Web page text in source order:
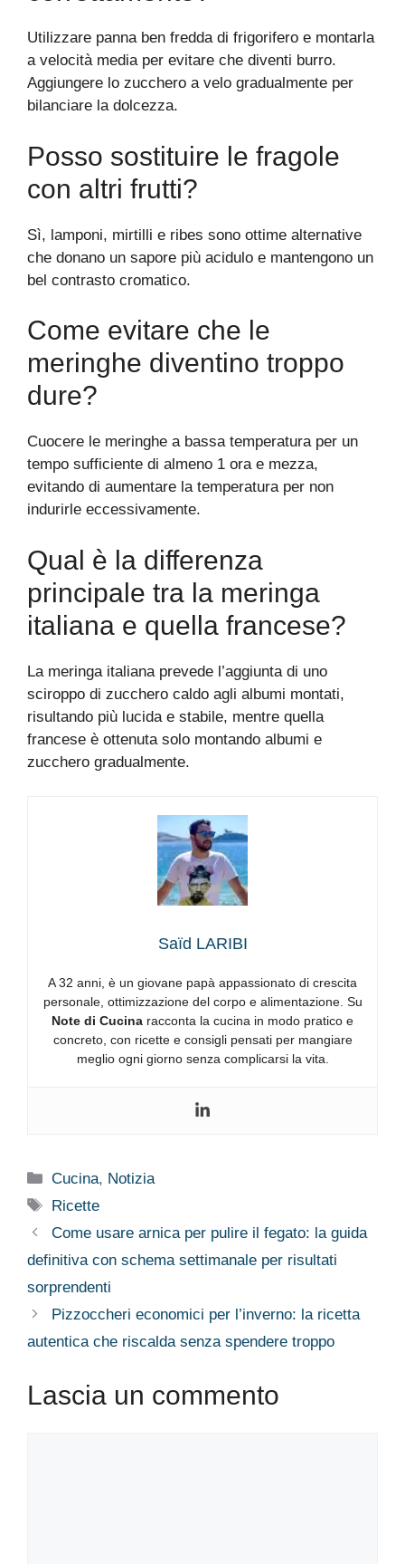
Utilizzare panna ben fredda di frigorifero e montarla
a velocità media per evitare che diventi burro.
Aggiungere lo zucchero a velo gradualmente per
bilanciare la dolcezza.
Posso sostituire le fragole
con altri frutti?
Sì, lamponi, mirtilli e ribes sono ottime alternative
che donano un sapore più acidulo e mantengono un
bel contrasto cromatico.
Come evitare che le
meringhe diventino troppo
dure?
Cuocere le meringhe a bassa temperatura per un
tempo sufficiente di almeno 1 ora e mezza,
evitando di aumentare la temperatura per non
indurirle eccessivamente.
Qual è la differenza
principale tra la meringa
italiana e quella francese?
La meringa italiana prevede l’aggiunta di uno
sciroppo di zucchero caldo agli albumi montati,
risultando più lucida e stabile, mentre quella
francese è ottenuta solo montando albumi e
zucchero gradualmente.
Saïd LARIBI
A 32 anni, è un giovane papà appassionato di crescita
personale, ottimizzazione del corpo e alimentazione. Su
Note di Cucina racconta la cucina in modo pratico e
concreto, con ricette e consigli pensati per mangiare
meglio ogni giorno senza complicarsi la vita.
Categorie
Cucina, Notizia
Tag
Ricette
Come usare arnica per pulire il fegato: la guida
definitiva con schema settimanale per risultati
sorprendenti
Pizzoccheri economici per l’inverno: la ricetta
autentica che riscalda senza spendere troppo
Lascia un commento